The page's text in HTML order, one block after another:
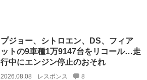
プジョー、シトロエン、DS、フィア
ットの9車種1万9147台をリコール…走
行中にエンジン停止のおそれ
2026.08.08 レスポンス 8